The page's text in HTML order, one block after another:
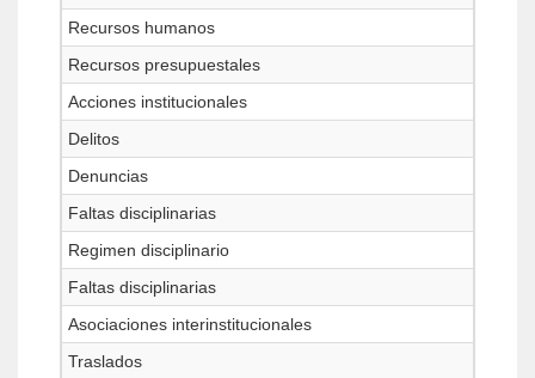
Recursos humanos
Recursos presupuestales
Acciones institucionales
Delitos
Denuncias
Faltas disciplinarias
Regimen disciplinario
Faltas disciplinarias
Asociaciones interinstitucionales
Traslados